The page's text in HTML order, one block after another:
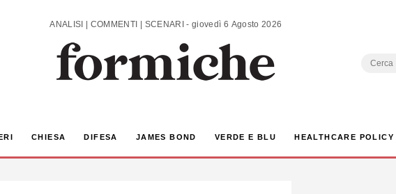
ANALISI | COMMENTI | SCENARI - giovedì 6 Agosto 2026
Search
CHIESA DIFESA JAMES BOND VERDE E BLU HEALTHCARE POLICY